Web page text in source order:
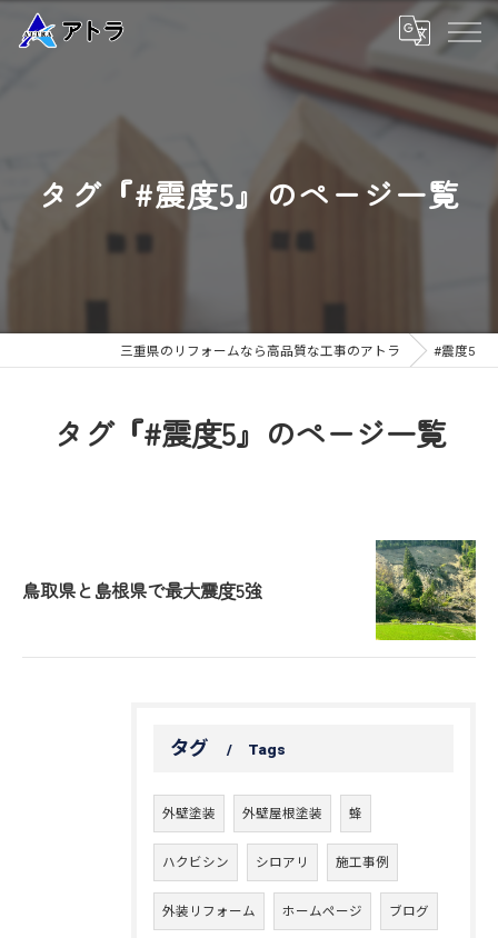
タグ『#震度5』のページ一覧
三重県のリフォームなら高品質な工事のアトラ #震度5
タグ『#震度5』のページ一覧
鳥取県と島根県で最大震度5強
タグ Tags
外壁塗装 外壁屋根塗装 蜂
ハクビシン シロアリ 施工事例
外装リフォーム ホームページ ブログ